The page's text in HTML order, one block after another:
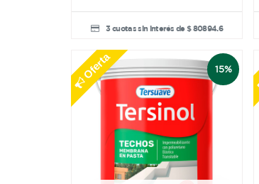
3 cuotas sin interés de $ 80894.6
15%
Oferta